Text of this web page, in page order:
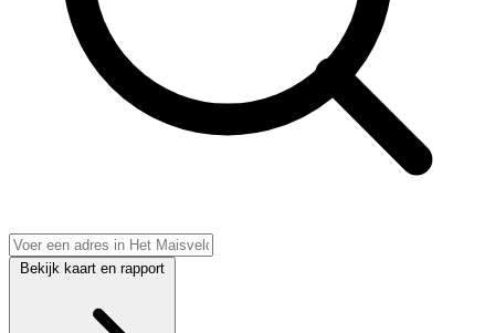
Bekijk kaart en rapport